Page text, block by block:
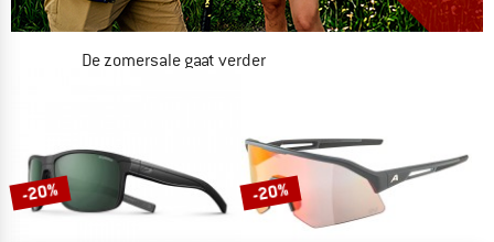
De zomersale gaat verder
NAAR DE SALE
-20% -20%